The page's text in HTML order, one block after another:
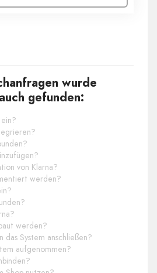
wurde
gefunden:
von Klarna?
werden?
werden?
das System anschließen?
aufgenommen?